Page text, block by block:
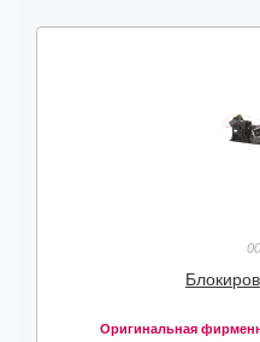
Оригинальная